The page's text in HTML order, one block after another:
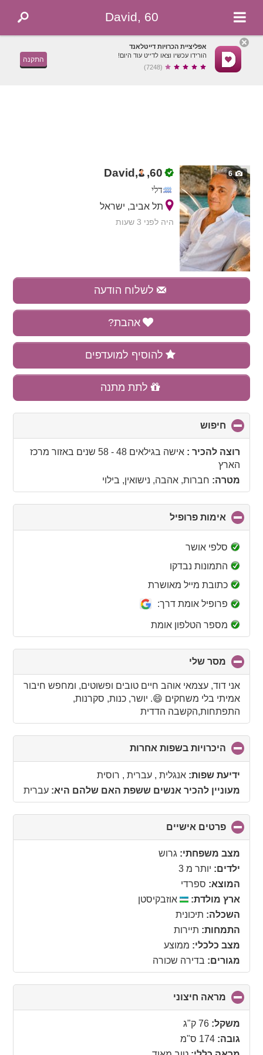
David, 60
אפליציית הכרויות דייטלאנד
הורידו עכשיו וצאו לדייט עוד היום!
(7248)
התקנה
6
David, ,60
דלי
תל אביב, ישראל
היה לפני 3 שעות
לשלוח הודעה
אהבת?
להוסיף למועדפים
לתת מתנה
חיפוש
to
collapseרוצה להכיר :אישה בגילאים 48 - 58 שנים באזור מרכז
הארץ
מטרה: חברות, אהבה, נישואין, בילוי
אימות פרופיל
to
סלפי אושר
התמונות נבדקו
כתובת מייל מאושרת
פרופיל אומת דרך:
מספר הטלפון אומת
מסר שלי
to
collapse
contents
אני דוד, עצמאי אוהב חיים טובים ופשוטים, ומחפש חיבור
אמיתי בלי משחקים 😄. יושר, כנות, סקרנות,
התפתחות,הקשבה הדדית
היכרויות בשפות אחרות
to
collapse
ידיעת שפות: אנגלית , עברית , רוסית
מעוניין להכיר אנשים ששפת האם שלהם היא: עברית
פרטים אישיים
to
collapse
מצב משפחתי: גרוש
ילדים: יותר מ 3
המוצא: ספרדי
ארץ מולדת:
אוזבקיסטן
השכלה: תיכונית
התמחות: תיירות
מצב כלכלי: ממוצע
מגורים: בדירה שכורה
מראה חיצוני
to
משקל: 76 ק"ג
גובה: 174 ס"מ